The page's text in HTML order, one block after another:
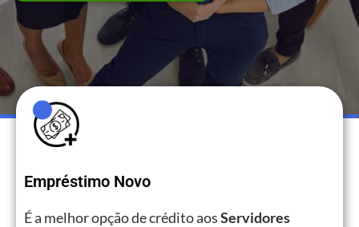
Empréstimo Novo
É a melhor opção de crédito aosServidores